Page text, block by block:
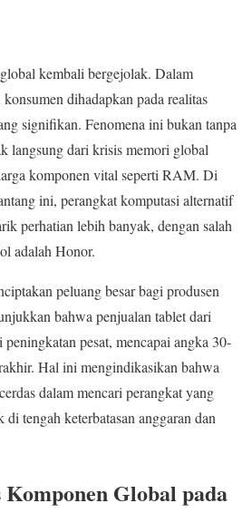
kembali bergejolak. Dalam
dihadapkan pada realitas
signifikan. Fenomena ini bukan tanpa
langsung dari krisis memori global
komponen vital seperti RAM. Di
ini, perangkat komputasi alternatif
perhatian lebih banyak, dengan salah
adalah Honor.
peluang besar bagi produsen
bahwa penjualan tablet dari
pesat, mencapai angka 30-
Hal ini mengindikasikan bahwa
dalam mencari perangkat yang
tengah keterbatasan anggaran dan
Global pada